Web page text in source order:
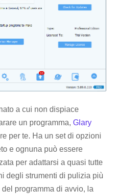
a cui non dispiace
un programma,Glary
per te. Ha un set di opzioni
e ognuna può essere
per adattarsi a quasi tutte
degli strumenti di pulizia più
programma di avvio, la